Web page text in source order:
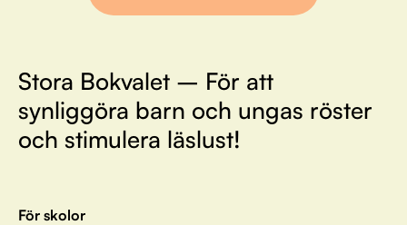
Stora Bokvalet – För att
synliggöra barn och ungas röster
och stimulera läslust!
För skolor